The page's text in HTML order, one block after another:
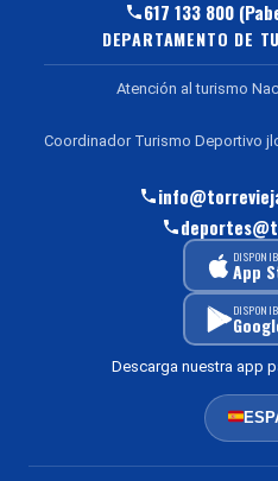
617 133 800
DEPARTAMENTO DE
Atención al turismo
Coordinador Turismo Deportivo
App
Descarga nuestra app